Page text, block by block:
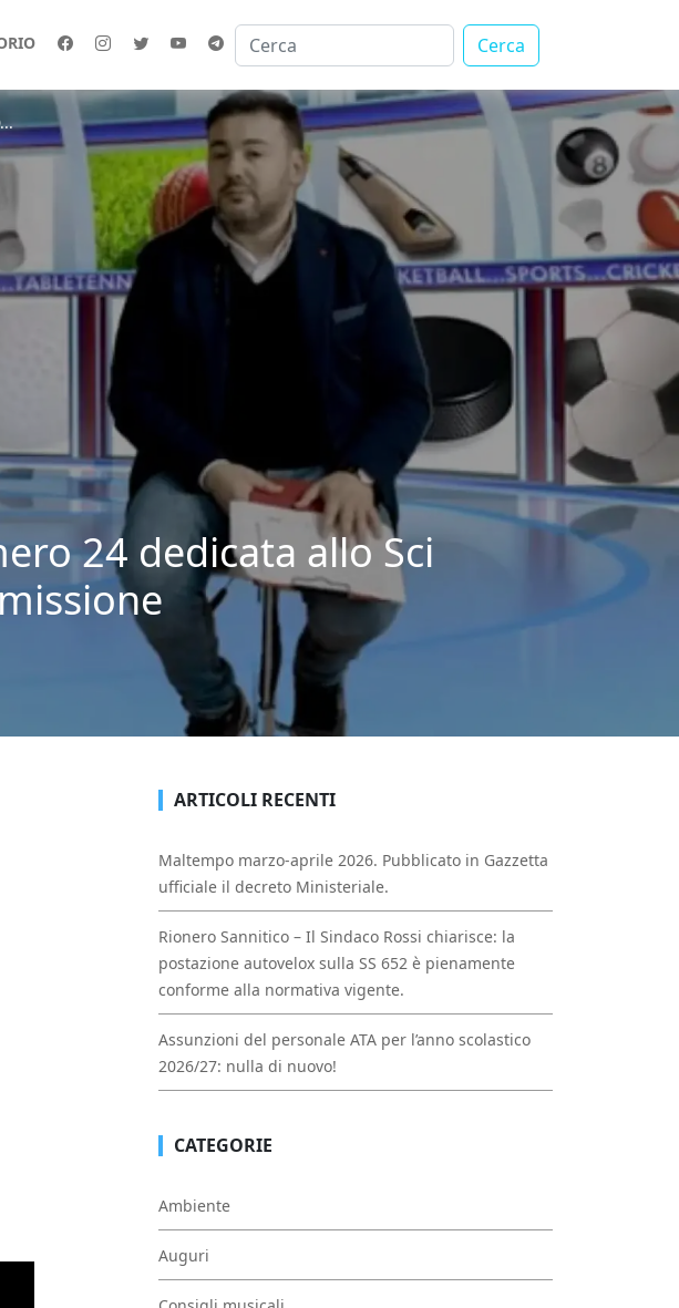
Cerca
24 dedicata allo Sci
ARTICOLI RECENTI
Maltempo marzo-aprile 2026. Pubblicato in Gazzetta
ufficiale il decreto Ministeriale.
Rionero Sannitico – Il Sindaco Rossi chiarisce: la
postazione autovelox sulla SS 652 è pienamente
conforme alla normativa vigente.
Assunzioni del personale ATA per l’anno scolastico
2026/27: nulla di nuovo!
CATEGORIE
Ambiente
Auguri